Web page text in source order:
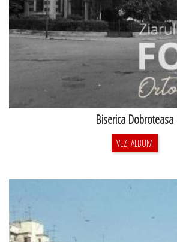
Biserica Dobroteasa
VEZI ALBUM